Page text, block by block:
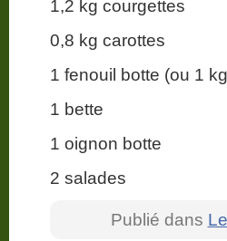
1,2 kg courgettes
0,8 kg carottes
1 fenouil botte (ou 1
1 bette
1 oignon botte
2 salades
Publié dans